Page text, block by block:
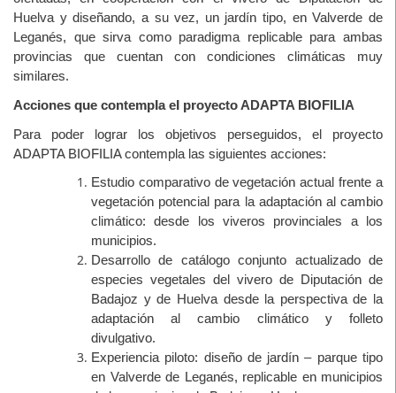
Huelva y diseñando, a su vez, un jardín tipo, en Valverde de
Leganés, que sirva como paradigma replicable para ambas
provincias que cuentan con condiciones climáticas muy
similares.
Acciones que contempla el proyecto ADAPTA BIOFILIA
Para poder lograr los objetivos perseguidos, el proyecto
ADAPTA BIOFILIA contempla las siguientes acciones:
Estudio comparativo de vegetación actual frente a
vegetación potencial para la adaptación al cambio
climático: desde los viveros provinciales a los
municipios.
Desarrollo de catálogo conjunto actualizado de
especies vegetales del vivero de Diputación de
Badajoz y de Huelva desde la perspectiva de la
adaptación al cambio climático y folleto
divulgativo.
Experiencia piloto: diseño de jardín – parque tipo
en Valverde de Leganés, replicable en municipios